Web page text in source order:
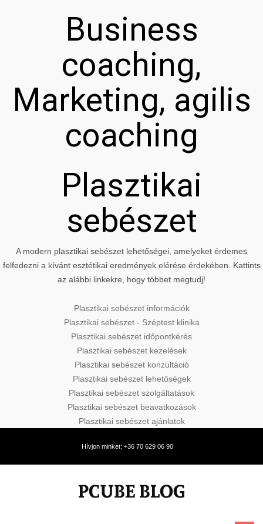
Business
coaching,
Marketing, agilis
coaching
Plasztikai
sebészet
A modern plasztikai sebészet lehetőségei, amelyeket érdemes
felfedezni a kívánt esztétikai eredmények elérése érdekében. Kattints
az alábbi linkekre, hogy többet megtudj!
Plasztikai sebészet információk
Plasztikai sebészet - Széptest klinika
Plasztikai sebészet időpontkérés
Plasztikai sebészet kezelések
Plasztikai sebészet konzultáció
Plasztikai sebészet lehetőségek
Plasztikai sebészet szolgáltatások
Plasztikai sebészet beavatkozások
Plasztikai sebészet ajánlatok
Hívjon minket: +36 70 629 06 90